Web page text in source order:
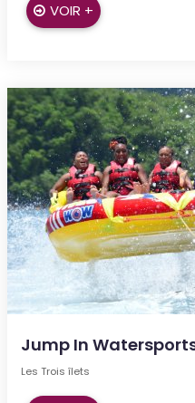
VOIR +
Jump In
Les Trois îlets